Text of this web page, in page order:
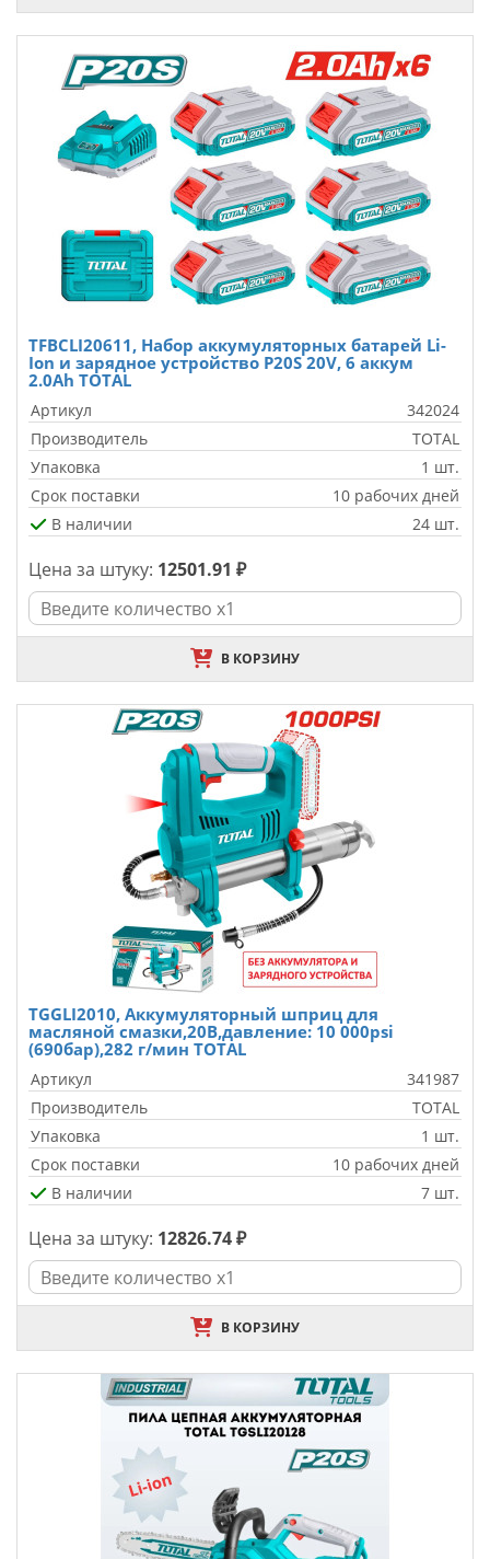
TFBCLI20611, Набор аккумуляторных батарей Li-
Ion и зарядное устройство P20S 20V, 6 аккум
2.0Ah TOTAL
Артикул
342024
Производитель
TOTAL
Упаковка
1 шт.
Срок поставки
10 рабочих дней
В наличии
24 шт.
Цена за штуку: 12501.91 ₽
В КОРЗИНУ
TGGLI2010, Аккумуляторный шприц для
масляной смазки,20В,давление: 10 000psi
(690бар),282 г/мин TOTAL
Артикул
341987
Производитель
TOTAL
Упаковка
1 шт.
Срок поставки
10 рабочих дней
В наличии
7 шт.
Цена за штуку: 12826.74 ₽
В КОРЗИНУ